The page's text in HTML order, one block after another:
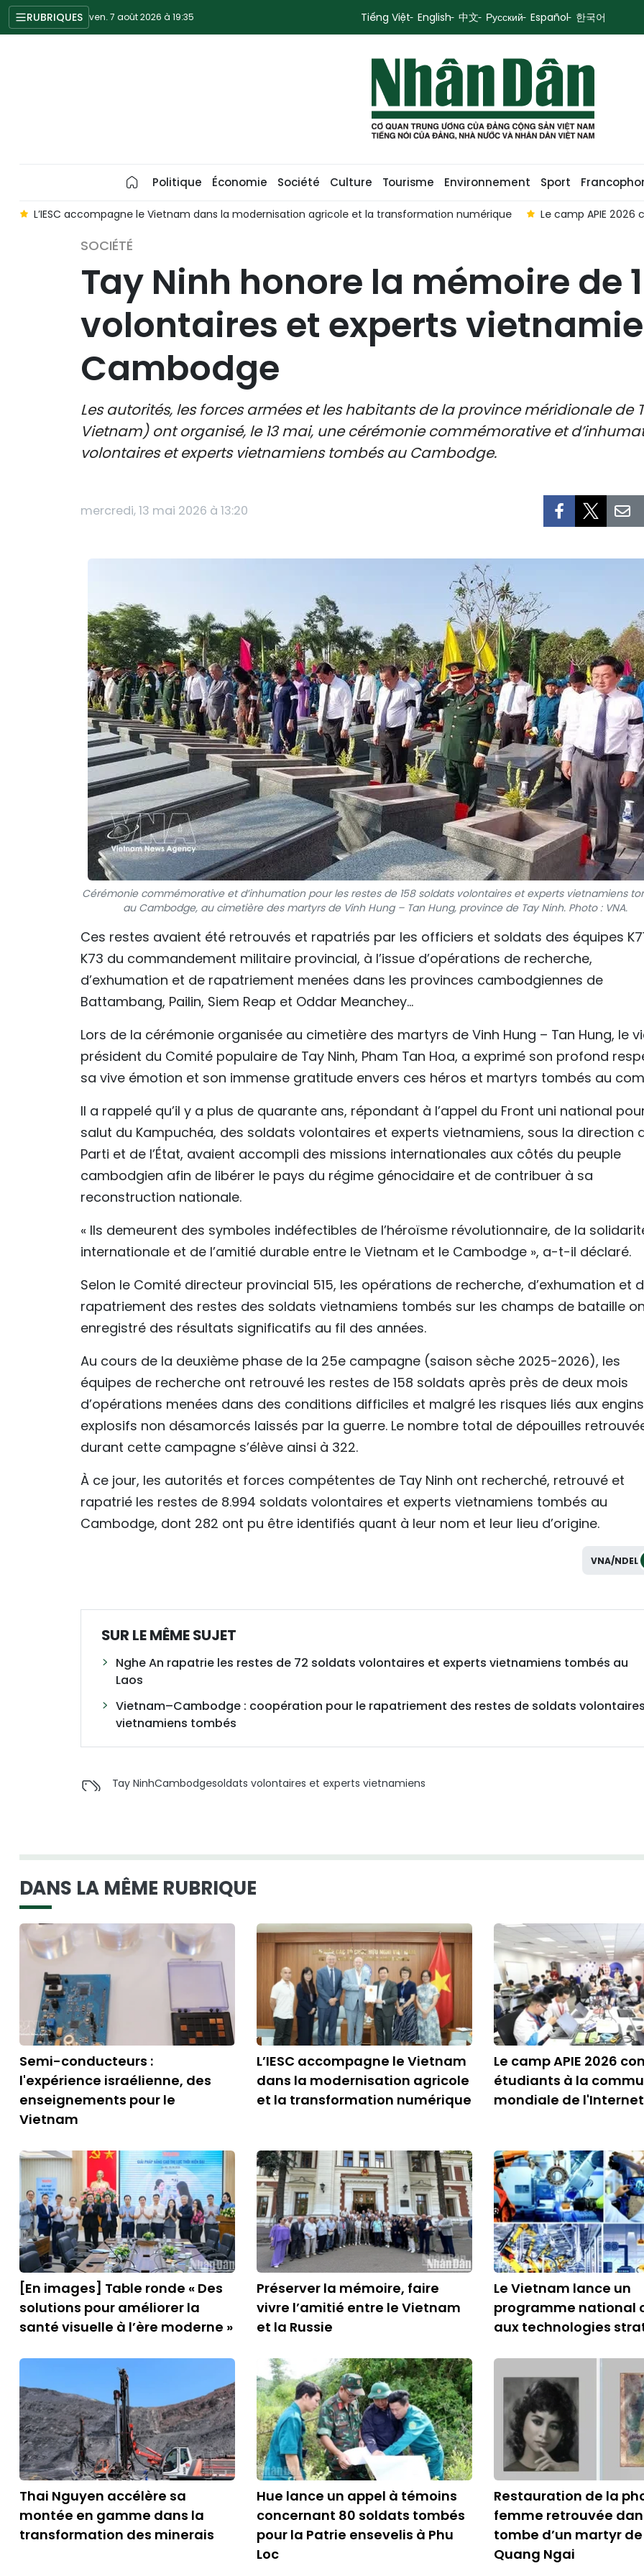
RUBRIQUES ven. 7 août 2026 à 19:35 Tiếng Việt English 中文 Русский Español 한국어
Politique Économie Société Culture Tourisme Environnement Sport
L’IESC accompagne le Vietnam dans la modernisation agricole et la transformation numérique Le camp APIE
SOCIÉTÉ
Tay Ninh honore la mémoire de
volontaires et experts
Cambodge
Les autorités, les forces armées et les habitants de la province méridionale de
Vietnam) ont organisé, le 13 mai, une cérémonie commémorative et
volontaires et experts vietnamiens tombés au Cambodge.
mercredi, 13 mai 2026 à 13:20
Cérémonie commémorative et d’inhumation pour les restes de 158 soldats volontaires et experts vietnamiens
au Cambodge, au cimetière des martyrs de Vinh Hung – Tan Hung, province de Tay Ninh. Photo : VNA.
Ces restes avaient été retrouvés et rapatriés par les officiers et soldats des équipes
K73 du commandement militaire provincial, à l’issue d’opérations de recherche,
d’exhumation et de rapatriement menées dans les provinces cambodgiennes de
Battambang, Pailin, Siem Reap et Oddar Meanchey…
Lors de la cérémonie organisée au cimetière des martyrs de Vinh Hung – Tan Hung, le
président du Comité populaire de Tay Ninh, Pham Tan Hoa, a exprimé son profond
sa vive émotion et son immense gratitude envers ces héros et martyrs tombés au
Il a rappelé qu’il y a plus de quarante ans, répondant à l’appel du Front uni national
salut du Kampuchéa, des soldats volontaires et experts vietnamiens, sous la direction
Parti et de l’État, avaient accompli des missions internationales aux côtés du peuple
cambodgien afin de libérer le pays du régime génocidaire et de contribuer à sa
reconstruction nationale.
« Ils demeurent des symboles indéfectibles de l’héroïsme révolutionnaire, de la
internationale et de l’amitié durable entre le Vietnam et le Cambodge », a-t-il déclaré.
Selon le Comité directeur provincial 515, les opérations de recherche, d’exhumation et
rapatriement des restes des soldats vietnamiens tombés sur les champs de bataille
enregistré des résultats significatifs au fil des années.
Au cours de la deuxième phase de la 25e campagne (saison sèche 2025-2026), les
équipes de recherche ont retrouvé les restes de 158 soldats après près de deux mois
d’opérations menées dans des conditions difficiles et malgré les risques liés aux engins
explosifs non désamorcés laissés par la guerre. Le nombre total de dépouilles
durant cette campagne s’élève ainsi à 322.
À ce jour, les autorités et forces compétentes de Tay Ninh ont recherché, retrouvé et
rapatrié les restes de 8.994 soldats volontaires et experts vietnamiens tombés au
Cambodge, dont 282 ont pu être identifiés quant à leur nom et leur lieu d’origine.
VNA/NDEL
SUR LE MÊME SUJET
Nghe An rapatrie les restes de 72 soldats volontaires et experts vietnamiens tombés au
Laos
Vietnam–Cambodge : coopération pour le rapatriement des restes de soldats
vietnamiens tombés
Tay NinhCambodgesoldats volontaires et experts vietnamiens
DANS LA MÊME RUBRIQUE
Semi-conducteurs :
l'expérience israélienne, des
enseignements pour le
Vietnam
L’IESC accompagne le Vietnam
dans la modernisation agricole
et la transformation numérique
Le camp APIE 2026
étudiants à la
mondiale de l'Internet
[En images] Table ronde « Des
solutions pour améliorer la
santé visuelle à l’ère moderne »
Préserver la mémoire, faire
vivre l’amitié entre le Vietnam
et la Russie
Le Vietnam lance un
programme national
aux technologies
Thai Nguyen accélère sa
montée en gamme dans la
transformation des minerais
Hue lance un appel à témoins
concernant 80 soldats tombés
pour la Patrie ensevelis à Phu
Loc
Restauration de la
femme retrouvée
tombe d’un martyr
Quang Ngai